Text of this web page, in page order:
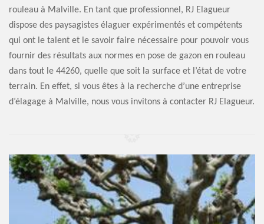
rouleau à Malville. En tant que professionnel, RJ Elagueur
dispose des paysagistes élaguer expérimentés et compétents
qui ont le talent et le savoir faire nécessaire pour pouvoir vous
fournir des résultats aux normes en pose de gazon en rouleau
dans tout le 44260, quelle que soit la surface et l’état de votre
terrain. En effet, si vous êtes à la recherche d’une entreprise
d’élagage à Malville, nous vous invitons à contacter RJ Elagueur.